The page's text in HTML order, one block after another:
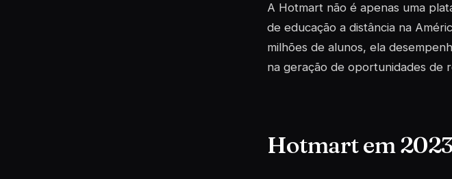
A Hotmart não é apenas uma
de educação a distância na
milhões de alunos, ela
na geração de oportunidades de
Hotmart em